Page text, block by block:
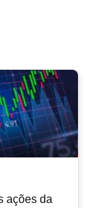
ações da